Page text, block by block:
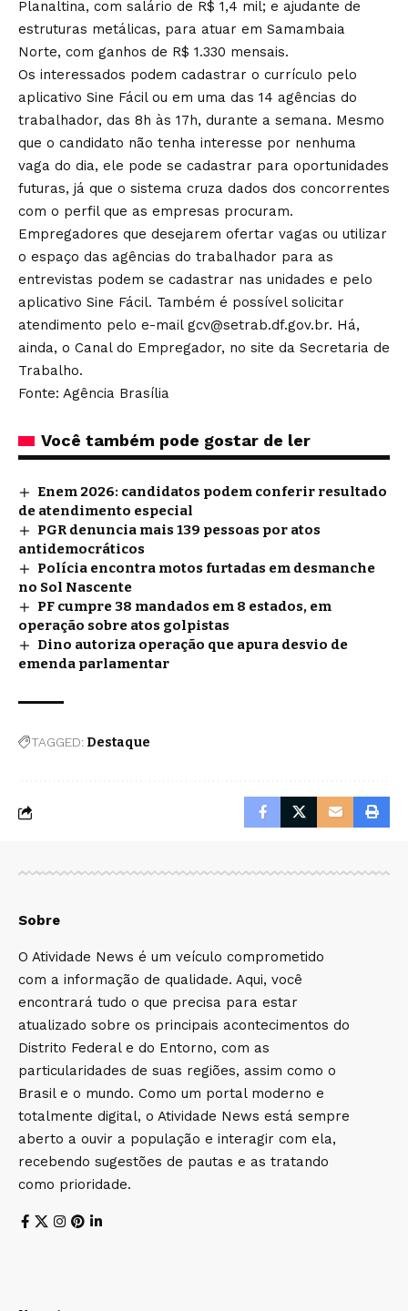
Planaltina, com salário de R$ 1,4 mil; e ajudante de
estruturas metálicas, para atuar em Samambaia
Norte, com ganhos de R$ 1.330 mensais.
Os interessados podem cadastrar o currículo pelo
aplicativo Sine Fácil ou em uma das 14 agências do
trabalhador, das 8h às 17h, durante a semana. Mesmo
que o candidato não tenha interesse por nenhuma
vaga do dia, ele pode se cadastrar para oportunidades
futuras, já que o sistema cruza dados dos concorrentes
com o perfil que as empresas procuram.
Empregadores que desejarem ofertar vagas ou utilizar
o espaço das agências do trabalhador para as
entrevistas podem se cadastrar nas unidades e pelo
aplicativo Sine Fácil. Também é possível solicitar
atendimento pelo e-mail gcv@setrab.df.gov.br. Há,
ainda, o Canal do Empregador, no site da Secretaria de
Trabalho.
Fonte: Agência Brasília
Você também pode gostar de ler
Enem 2026: candidatos podem conferir resultado
de atendimento especial
PGR denuncia mais 139 pessoas por atos
antidemocráticos
Polícia encontra motos furtadas em desmanche
no Sol Nascente
PF cumpre 38 mandados em 8 estados, em
operação sobre atos golpistas
Dino autoriza operação que apura desvio de
emenda parlamentar
TAGGED: Destaque
Sobre
O Atividade News é um veículo comprometido
com a informação de qualidade. Aqui, você
encontrará tudo o que precisa para estar
atualizado sobre os principais acontecimentos do
Distrito Federal e do Entorno, com as
particularidades de suas regiões, assim como o
Brasil e o mundo. Como um portal moderno e
totalmente digital, o Atividade News está sempre
aberto a ouvir a população e interagir com ela,
recebendo sugestões de pautas e as tratando
como prioridade.